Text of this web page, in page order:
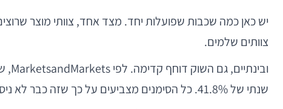
יש כאן כמה שכבות שפועלות יחד. מצד אחד, צוותי מוצר
צוותים שלמים.
ובינתיים, גם השוק דוחף קדימה. לפי MarketsandMarkets, שוק ה-AI ב
שנתי של 41.8%. כל הסימנים מצביעים על כך שזה כבר לא ניסוי של חדשנים מוקדמים, אלא תשתית עבודה חדשה.